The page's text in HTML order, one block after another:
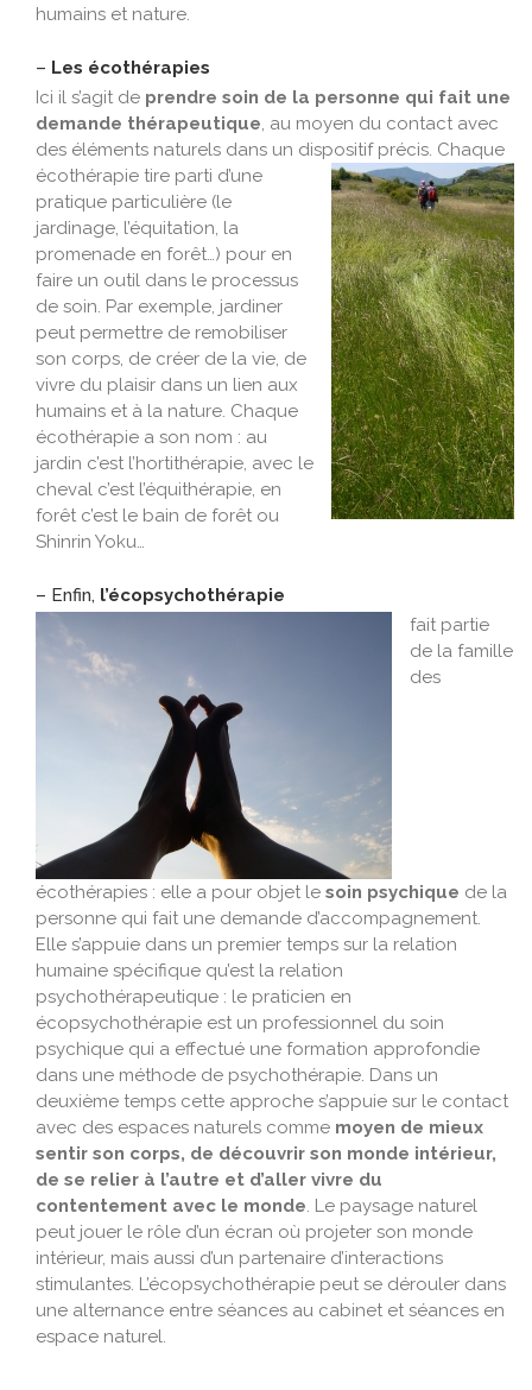
humains et nature.
– Les écothérapies
Ici il s’agit de prendre soin de la personne qui fait une
demande thérapeutique, au moyen du contact avec
des éléments naturels dans un dispositif précis. Chaque
écothérapie tire parti d’une
pratique particulière (le
jardinage, l’équitation, la
promenade en forêt…) pour en
faire un outil dans le processus
de soin. Par exemple, jardiner
peut permettre de remobiliser
son corps, de créer de la vie, de
vivre du plaisir dans un lien aux
humains et à la nature. Chaque
écothérapiea son nom : au
jardin c’est l’hortithérapie, avec le
cheval c’est l’équithérapie, en
forêt c’est le bain de forêt ou
Shinrin Yoku…
– Enfin, l’écopsychothérapie
faitpartie
de la famille
des
écothérapies: elle a pour objet le soin psychique de la
personne qui fait une demande d’accompagnement.
Elle s’appuie dans un premier temps sur la relation
humaine spécifique qu’est la relation
psychothérapeutique : le praticien en
écopsychothérapieest un professionnel du soin
psychique qui a effectué une formation approfondie
dans une méthode de psychothérapie. Dans un
deuxième temps cette approche s’appuie sur le contact
avec des espaces naturels comme moyen de mieux
sentir son corps, de découvrir son monde intérieur,
de se relier à l’autre et d’aller vivre du
contentement avec le monde. Le paysage naturel
peut jouer le rôle d’un écran où projeter son monde
intérieur, mais aussi d’un partenaire d’interactions
stimulantes. L’écopsychothérapiepeut se dérouler dans
une alternance entre séances au cabinet et séances en
espace naturel.